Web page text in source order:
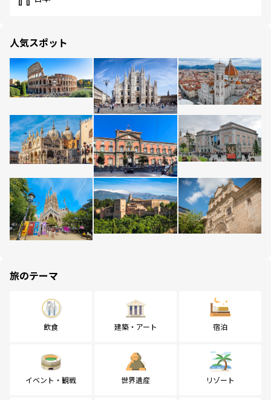
人気スポット
旅のテーマ
飲食 建築・アート 宿泊
イベント・観戦 世界遺産 リゾート